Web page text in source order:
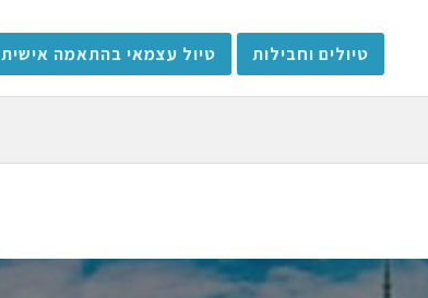
טיולים וחבילות טיול עצמאי בהתאמה אישית